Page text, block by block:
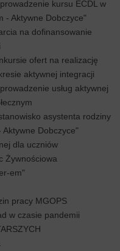
kursu ECDL w
- Aktywne Dobczyce"
na dofinansowanie
ofert na realizację
aktywnej integracji
usług aktywnej
asystenta rodziny
Aktywne Dobczyce"
dla uczniów
Żywnościowa
em"
pracy MGOPS
w czasie pandemii